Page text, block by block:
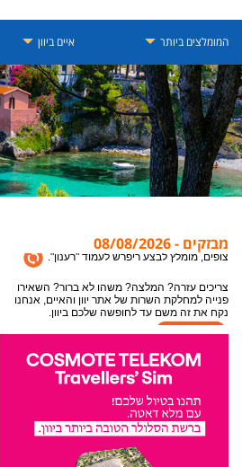
המומלצים ביותר איים ביוון
מבזקים - 08/08/2026
צריכים עזרה? המלצה? משהו לא ברור? השאירו
נקח את זה משם עד לחופשה שלכם ביוון.
אתר יוון והאיים מתעדכן במידע חדש כל הזמן, לקבלת
המידע העדכני ביותר לעמוד בו אתם נמצאים או
צופים, מומלץ לבצע ריפרש לעמוד "רענון".